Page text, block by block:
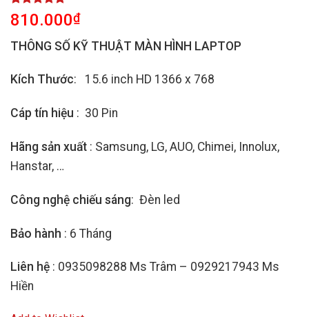
Rated
5.00
out of 5
based on
1
customer
810.000₫
THÔNG SỐ KỸ THUẬT MÀN HÌNH LAPTOP
Kích Thước: 15.6 inch HD 1366 x 768
Cáp tín hiệu : 30 Pin
Hãng sản xuất : Samsung, LG, AUO, Chimei, Innolux,
Hanstar, …
Công nghệ chiếu sáng: Đèn led
Bảo hành : 6 Tháng
Liên hệ : 0935098288 Ms Trâm – 0929217943 Ms
Hiền